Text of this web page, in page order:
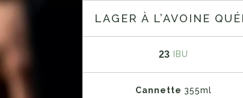
LAGER À L’AVOINE
23 IBU
Cannette 355ml